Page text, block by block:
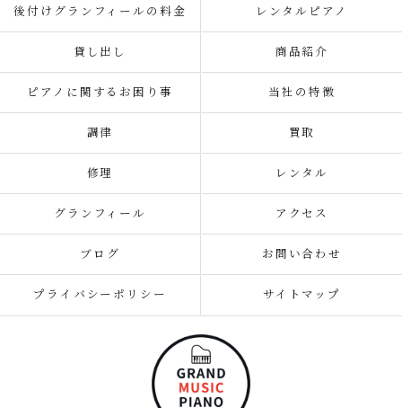
後付けグランフィールの料金 レンタルピアノ
貸し出し 商品紹介
ピアノに関するお困り事 当社の特徴
調律 買取
修理 レンタル
グランフィール アクセス
ブログ お問い合わせ
プライバシーポリシー サイトマップ